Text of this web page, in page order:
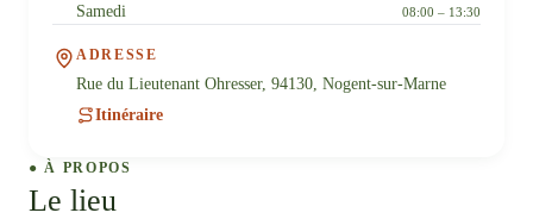
Samedi 08:00 – 13:30
ADRESSE
Rue du Lieutenant Ohresser, 94130, Nogent-sur-Marne
Itinéraire
● À PROPOS
Le lieu